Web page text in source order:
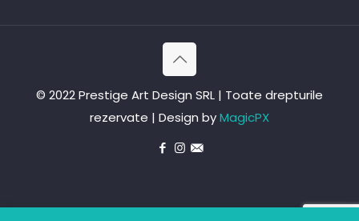
© 2022 Prestige Art Design SRL | Toate drepturile
rezervate | Design byMagicPX